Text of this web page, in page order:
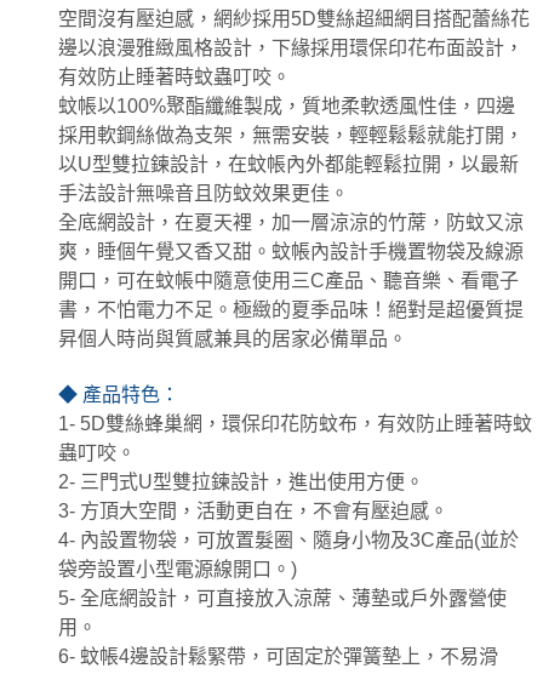
空間沒有壓迫感，網紗採用5D雙絲超細網目搭配蕾絲花
邊以浪漫雅緻風格設計，下緣採用環保印花布面設計，
有效防止睡著時蚊蟲叮咬。
蚊帳以100%聚酯纖維製成，質地柔軟透風性佳，四邊
採用軟鋼絲做為支架，無需安裝，輕輕鬆鬆就能打開，
以U型雙拉鍊設計，在蚊帳內外都能輕鬆拉開，以最新
手法設計無噪音且防蚊效果更佳。
全底網設計，在夏天裡，加一層涼涼的竹蓆，防蚊又涼
爽，睡個午覺又香又甜。蚊帳內設計手機置物袋及線源
開口，可在蚊帳中隨意使用三C產品、聽音樂、看電子
書，不怕電力不足。極緻的夏季品味！絕對是超優質提
昇個人時尚與質感兼具的居家必備單品。
◆ 產品特色：
1- 5D雙絲蜂巢網，環保印花防蚊布，有效防止睡著時蚊
蟲叮咬。
2- 三門式U型雙拉鍊設計，進出使用方便。
3- 方頂大空間，活動更自在，不會有壓迫感。
4- 內設置物袋，可放置髮圈、隨身小物及3C產品(並於
袋旁設置小型電源線開口。)
5- 全底網設計，可直接放入涼蓆、薄墊或戶外露營使
用。
6- 蚊帳4邊設計鬆緊帶，可固定於彈簧墊上，不易滑